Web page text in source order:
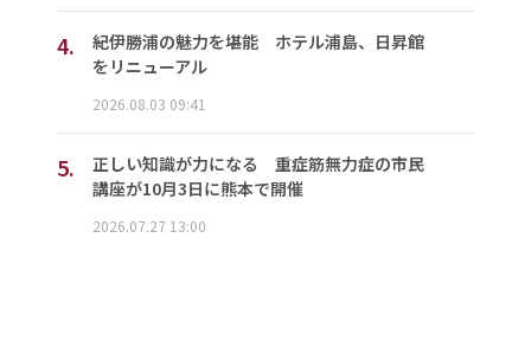
4.
紀伊勝浦の魅力を堪能 ホテル浦島、日昇館
をリニューアル
2026.08.03 09:41
5.
正しい知識が力になる 重症筋無力症の市民
講座が10月3日に熊本で開催
2026.07.27 13:00